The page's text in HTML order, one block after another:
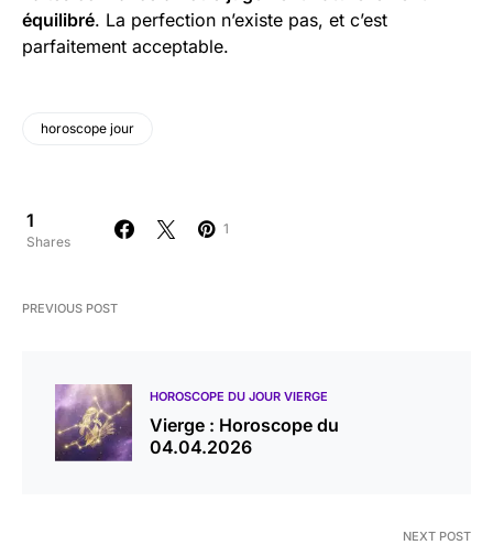
équilibré. La perfection n’existe pas, et c’est
parfaitement acceptable.
horoscope jour
1
Shares
1
PREVIOUS POST
HOROSCOPE DU JOUR VIERGE
Vierge : Horoscope du
04.04.2026
NEXT POST